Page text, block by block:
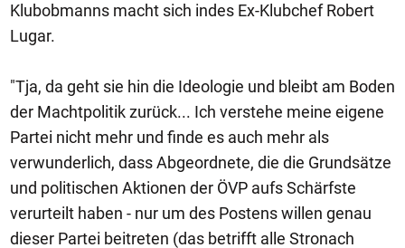
Klubobmanns macht sich indes Ex-Klubchef Robert
Lugar.
"Tja, da geht sie hin die Ideologie und bleibt am Boden
der Machtpolitik zurück... Ich verstehe meine eigene
Partei nicht mehr und finde es auch mehr als
verwunderlich, dass Abgeordnete, die die Grundsätze
und politischen Aktionen der ÖVP aufs Schärfste
verurteilt haben - nur um des Postens willen genau
dieser Partei beitreten (das betrifft alle Stronach